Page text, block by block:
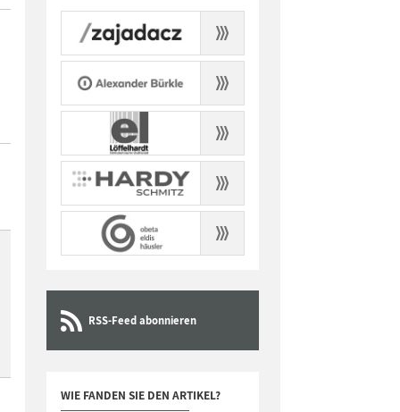
RSS-Feed abonnieren
WIE FANDEN SIE DEN ARTIKEL?